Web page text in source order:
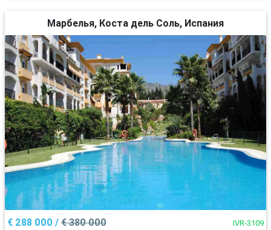
Марбелья, Коста дель Соль, Испания
€ 288 000 / € 380 000 IVR-3109